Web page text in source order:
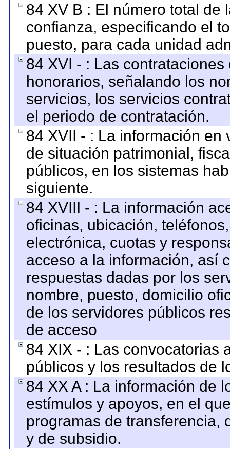
84 XV B : El número total de
confianza, especificando el
puesto, para cada unidad
84 XVI - : Las
honorarios, señalando los
servicios, los servicios
el periodo de contratación.
84 XVII - : La información
de situación patrimonial,
públicos, en los sistemas
siguiente.
84 XVIII - : La información
oficinas, ubicación,
electrónica, cuotas y
acceso a la información, así
respuestas dadas por los
nombre, puesto, domicilio
de los servidores públicos
de acceso
84 XIX - : Las convocatorias
públicos y los resultados de
84 XX A : La información de
estímulos y apoyos, en el
programas de transferencia,
y de subsidio.